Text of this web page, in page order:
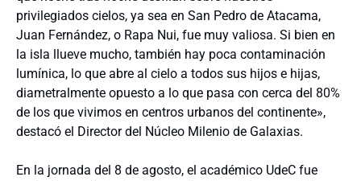
privilegiados cielos, ya sea en San Pedro de Atacama,
Juan Fernández, o Rapa Nui, fue muy valiosa. Si bien en
la isla llueve mucho, también hay poca contaminación
lumínica, lo que abre al cielo a todos sus hijos e hijas,
diametralmente opuesto a lo que pasa con cerca del 80%
de los que vivimos en centros urbanos del continente»,
destacó el Director del Núcleo Milenio de Galaxias.
En la jornada del 8 de agosto, el académico UdeC fue